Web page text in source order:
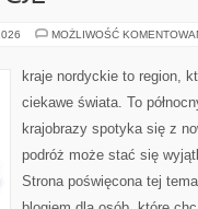
MOŻLIWOŚĆ
kraje nordyckie to region,
ciekawe świata. To
krajobrazy spotyka się z
podróż może stać się
Strona poświęcona tej